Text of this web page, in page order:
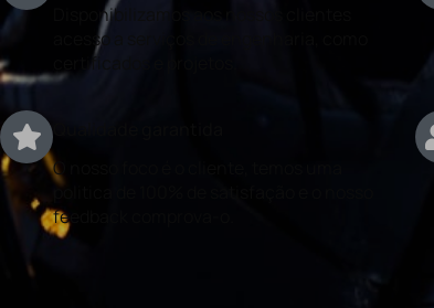
Disponibilizamos aos nossos clientes
acesso a serviços de engenharia, como
certificados e projetos.
O nosso foco é o cliente, temos uma
politica de 100% de satisfação e o nosso
feedback comprova-o.